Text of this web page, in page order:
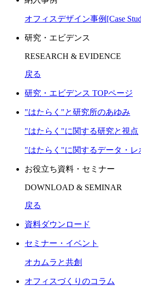
オフィスデザイン事例[Case
研究・エビデンス
RESEARCH & EVIDENCE
戻る
研究・エビデンス TOPページ
"はたらく"と研究所のあゆみ
"はたらく"に関する研究と視点
"はたらく"に関するデータ・レ
お役立ち資料・セミナー
DOWNLOAD & SEMINAR
戻る
資料ダウンロード
セミナー・イベント
オカムラと共創
オフィスづくりのコラム